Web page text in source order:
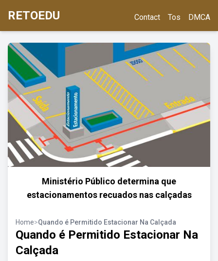
RETOEDU Contact Tos DMCA
Ministério Público determina que
estacionamentos recuados nas calçadas
Home>Quando é Permitido Estacionar Na Calçada
Quando é Permitido Estacionar Na
Calçada